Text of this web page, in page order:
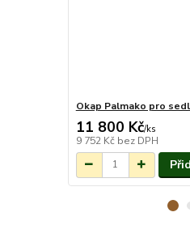
Okap Palmako pro
11 800 Kč/ks
9 752 Kč bez DPH